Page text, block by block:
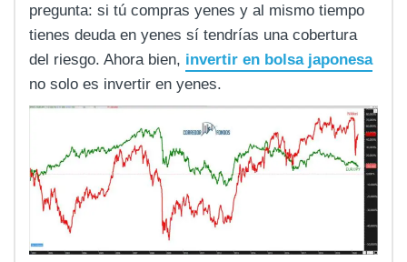
pregunta: si tú compras yenes y al mismo tiempo
tienes deuda en yenes sí tendrías una cobertura
del riesgo. Ahora bien, invertir en bolsa japonesa
no solo es invertir en yenes.